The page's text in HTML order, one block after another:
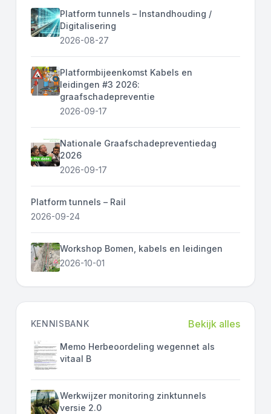
Platform tunnels – Instandhouding /
Digitalisering
2026-08-27
Platformbijeenkomst Kabels en
leidingen #3 2026:
graafschadepreventie
2026-09-17
Nationale Graafschadepreventiedag
2026
2026-09-17
Platform tunnels – Rail
2026-09-24
Workshop Bomen, kabels en leidingen
2026-10-01
KENNISBANK Bekijk alles
Memo Herbeoordeling wegennet als
vitaal B
Werkwijzer monitoring zinktunnels
versie 2.0